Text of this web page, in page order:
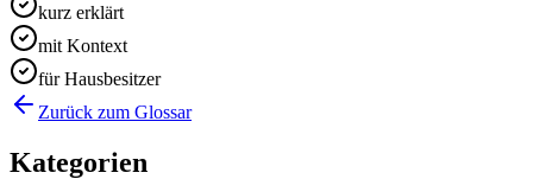
kurz erklärt
mit Kontext
für Hausbesitzer
Zurück zum Glossar
Kategorien